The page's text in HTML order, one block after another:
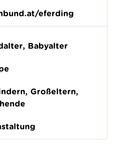
eferding
Babyalter
Großeltern,